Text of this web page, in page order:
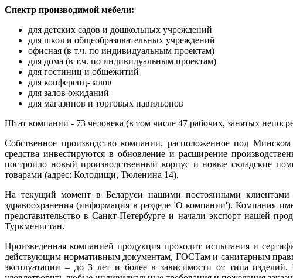
Спектр производимой мебели:
для детских садов и дошкольных учреждений
для школ и общеобразовательных учреждений
офисная (в т.ч. по индивидуальным проектам)
для дома (в т.ч. по индивидуальным проектам)
для гостиниц и общежитий
для конференц-залов
для залов ожиданий
для магазинов и торговых павильонов
Штат компании - 73 человека (в том числе 47 рабочих, занятых
Собственное производство компании, расположенное под
средства инвестируются в обновление и расширение
построило новый производственный корпус и новые складские
товарами (адрес: Колодищи, Тюленина 14).
На текущий момент в Беларуси нашими постоянными клиентами
здравоохранения (информация в разделе 'О компании'). Компания
представительство в Санкт-Петербурге и начали экспорт нашей
Туркменистан.
Произведенная компанией продукция проходит испытания и
действующим нормативным документам, ГОСТам и санитарным
эксплуатации – до 3 лет и более в зависимости от типа